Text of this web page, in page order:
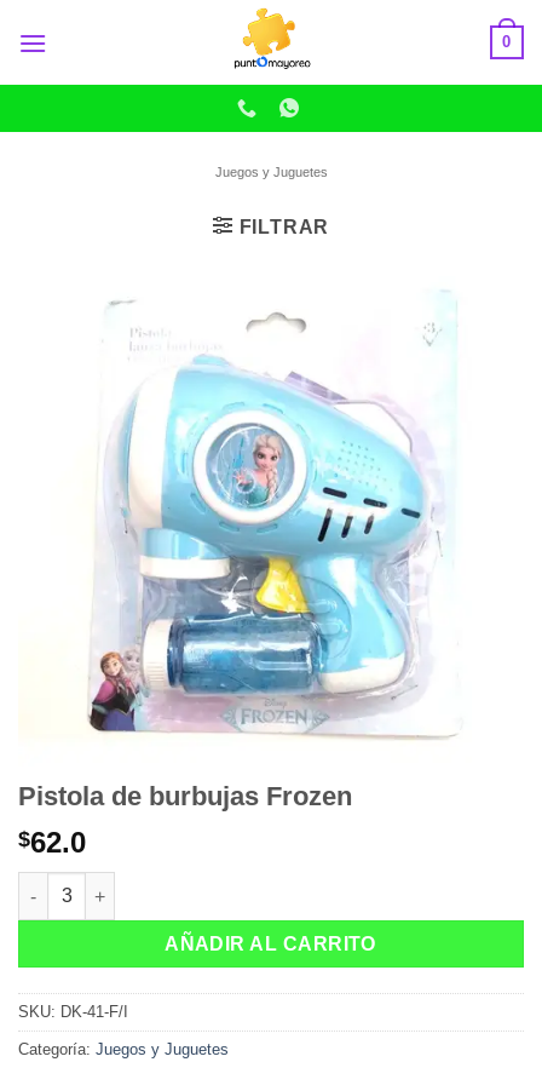
0
Juegos y Juguetes
FILTRAR
Pistola de burbujas Frozen
$62.0
Pistola de burbujas Frozen cantidad
AÑADIR AL CARRITO
SKU: DK-41-F/I
Categoría: Juegos y Juguetes